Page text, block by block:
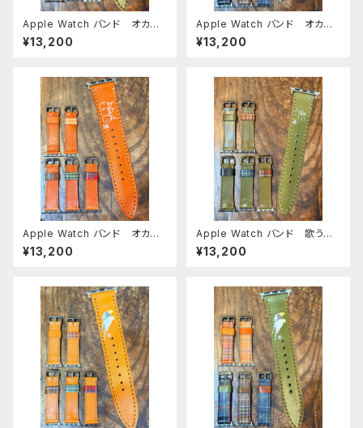
Apple Watch バンド オカメ
インコ 2羽 グリーン GREE
N アップルウォッチバンド 時
SE2 7 6 SE 5 4 3 2 1に対応
¥13,200
Apple Watch バンド オカメ3
兄弟 オカメインコ グリーン
× タータンチェック アップルウ
ーズ9 SE2023 8 SE2 7 6 SE
5 4 3 2 1に対応
¥13,200
Apple Watch バンド オカメ3
兄弟 オカメインコ RED BR
OWN レッドブラウン アップ
シリーズ9 SE2023 8 SE2 7 6
SE 5 4 3 2 1に対応
¥13,200
Apple Watch バンド 歌うオ
カメちゃん オカメインコ グリ
ーン GREEN 栃木レザー
ンド シリーズ9 SE2023 8 S
E2 7 6 SE 5 4 3 2 1に対応
¥13,200